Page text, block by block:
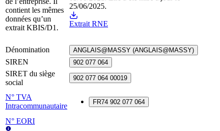
contient les mêmes
données qu’un
extrait KBIS/D1.
25/06/2025.
Extrait RNE
Dénomination ANGLAIS@MASSY (ANGLAIS@MASSY)
SIREN 902 077 064
SIRET du siège
social
902 077 064 00019
N° TVA
Intracommunautaire
FR74 902 077 064
N° EORI